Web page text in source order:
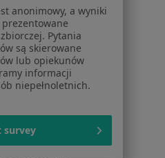
medycznych
nowość
dla Specjalisty
anonimowy, a wyniki
Pytania
są skierowane
lub opiekunów
informacji
niepełnoletnich.
survey